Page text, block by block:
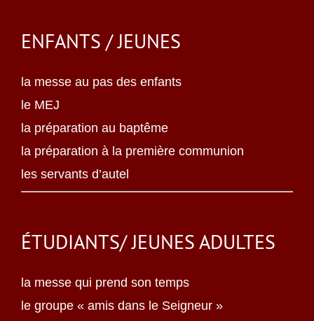
ENFANTS / JEUNES
la messe au pas des enfants
le MEJ
la préparation au baptême
la préparation à la première communion
les servants d’autel
ÉTUDIANTS/ JEUNES ADULTES
la messe qui prend son temps
le groupe « amis dans le Seigneur »